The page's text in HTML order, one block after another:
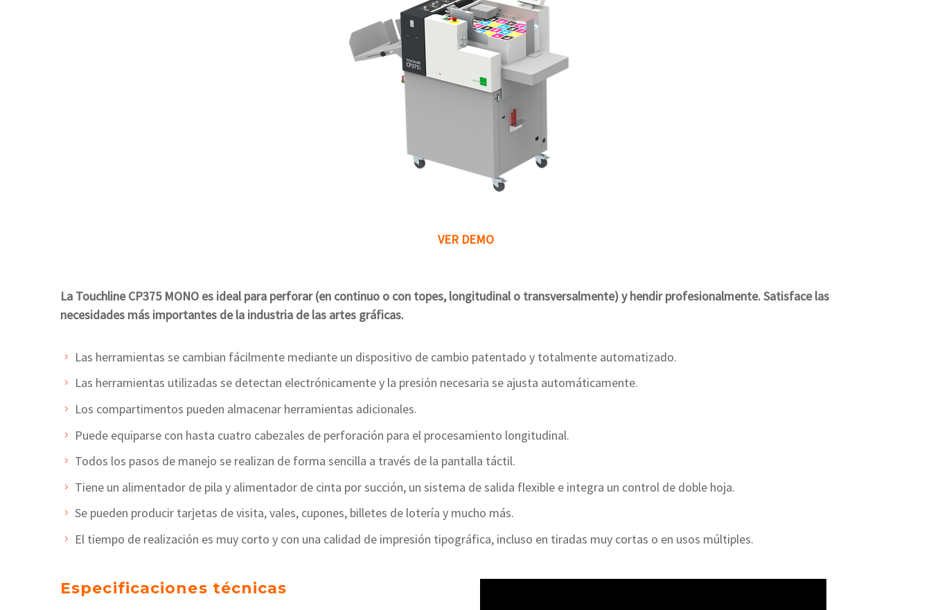
VER DEMO
La Touchline CP375 MONO es ideal para perforar (en continuo o con topes, longitudinal o transversalmente) y hendir profesionalmente. Satisface las
necesidades más importantes de la industria de las artes gráficas.
Las herramientas se cambian fácilmente mediante un dispositivo de cambio patentado y totalmente automatizado.
Las herramientas utilizadas se detectan electrónicamente y la presión necesaria se ajusta automáticamente.
Los compartimentos pueden almacenar herramientas adicionales.
Puede equiparse con hasta cuatro cabezales de perforación para el procesamiento longitudinal.
Todos los pasos de manejo se realizan de forma sencilla a través de la pantalla táctil.
Tiene un alimentador de pila y alimentador de cinta por succión, un sistema de salida flexible e integra un control de doble hoja.
Se pueden producir tarjetas de visita, vales, cupones, billetes de lotería y mucho más.
El tiempo de realización es muy corto y con una calidad de impresión tipográfica, incluso en tiradas muy cortas o en usos múltiples.
Especificaciones técnicas